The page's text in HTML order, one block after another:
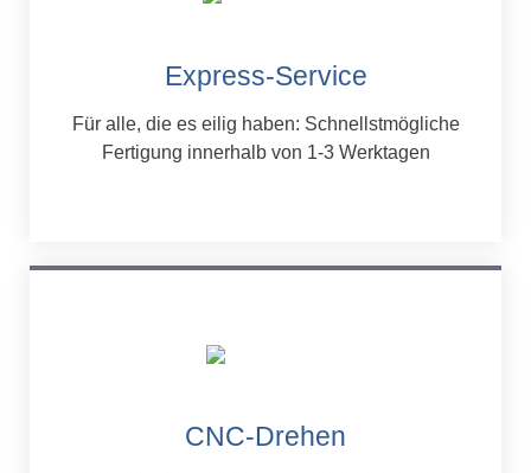
Express-Service
Für alle, die es eilig haben: Schnellstmögliche
Fertigung innerhalb von 1-3 Werktagen
CNC-Drehen